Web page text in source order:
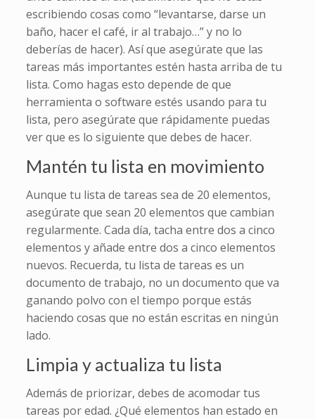
escribiendo cosas como “levantarse, darse un
baño, hacer el café, ir al trabajo…” y no lo
deberías de hacer). Así que asegúrate que las
tareas más importantes estén hasta arriba de tu
lista. Como hagas esto depende de que
herramienta o software estés usando para tu
lista, pero asegúrate que rápidamente puedas
ver que es lo siguiente que debes de hacer.
Mantén tu lista en movimiento
Aunque tu lista de tareas sea de 20 elementos,
asegúrate que sean 20 elementos que cambian
regularmente. Cada día, tacha entre dos a cinco
elementos y añade entre dos a cinco elementos
nuevos. Recuerda, tu lista de tareas es un
documento de trabajo, no un documento que va
ganando polvo con el tiempo porque estás
haciendo cosas que no están escritas en ningún
lado.
Limpia y actualiza tu lista
Además de priorizar, debes de acomodar tus
tareas por edad. ¿Qué elementos han estado en